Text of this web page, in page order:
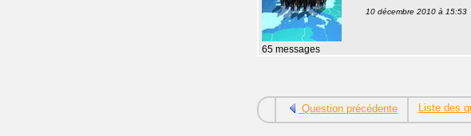
65 messages
10 décembre 2010 à 15:53
Question précédente Liste des